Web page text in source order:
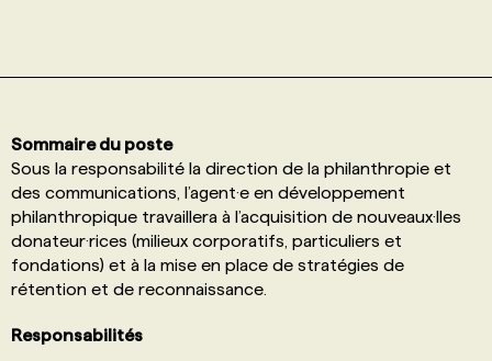
ANNONCEZ AVEC NOUS
Sommaire du poste
Sous la responsabilité la direction de la philanthropie et
des communications, l’agent·e en développement
philanthropique travaillera à l’acquisition de nouveaux·lles
donateur·rices (milieux corporatifs, particuliers et
fondations) et à la mise en place de stratégies de
rétention et de reconnaissance.
Responsabilités